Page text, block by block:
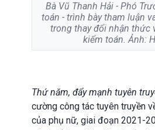
Bà Vũ Thanh Hải - Phó
toán - trình bày tham luận
trong thay đổi nhận thức
kiểm toán. Ảnh:
Thứ năm, đẩy mạnh tuyên
cường công tác tuyên truyền
của phụ nữ, giai đoạn 2021-